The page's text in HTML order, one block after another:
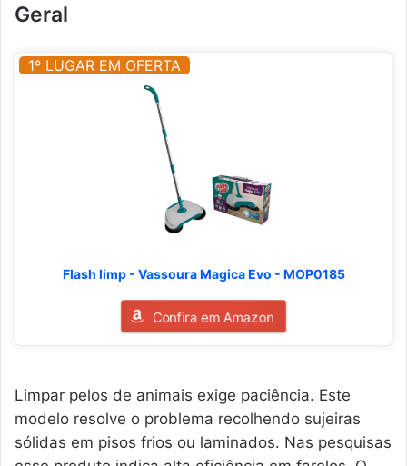
Geral
1º LUGAR EM OFERTA
Flash limp - Vassoura Magica Evo - MOP0185
Confira em Amazon
Limpar pelos de animais exige paciência. Este
modelo resolve o problema recolhendo sujeiras
sólidas em pisos frios ou laminados. Nas pesquisas